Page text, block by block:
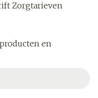
Zorgtarieven
en